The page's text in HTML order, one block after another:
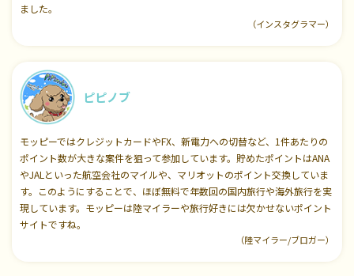
ました。
（インスタグラマー）
ピピノブ
モッピーではクレジットカードやFX、新電力への切替など、1件あたりの
ポイント数が大きな案件を狙って参加しています。貯めたポイントはANA
やJALといった航空会社のマイルや、マリオットのポイント交換していま
す。このようにすることで、ほぼ無料で年数回の国内旅行や海外旅行を実
現しています。モッピーは陸マイラーや旅行好きには欠かせないポイント
サイトですね。
（陸マイラー/ブロガー）